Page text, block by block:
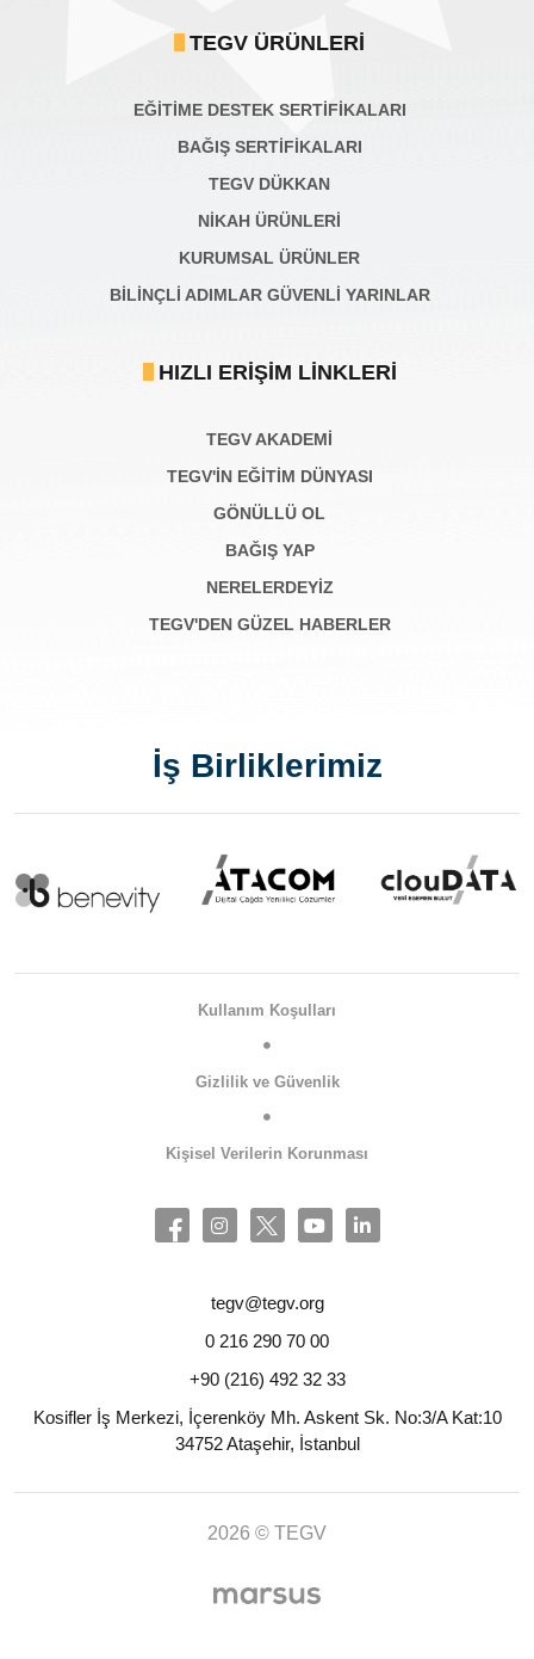
TEGV ÜRÜNLERI
EĞİTİME DESTEK SERTİFİKALARI
BAĞIŞ SERTIFIKALARI
TEGV DÜKKAN
NİKAH ÜRÜNLERİ
KURUMSAL ÜRÜNLER
BILINÇLI ADIMLAR GÜVENLI YARINLAR
HIZLI ERIŞIM LINKLERI
TEGV AKADEMI
TEGV'İN EĞİTİM DÜNYASI
GÖNÜLLÜ OL
BAĞIŞ YAP
NERELERDEYİZ
TEGV'DEN GÜZEL HABERLER
İş Birliklerimiz
Kullanım Koşulları
Gizlilik ve Güvenlik
Kişisel Verilerin Korunması
tegv@tegv.org
0 216 290 70 00
+90 (216) 492 32 33
Kosifler İş Merkezi, İçerenköy Mh. Askent Sk. No:3/A Kat:10
34752 Ataşehir, İstanbul
2026 © TEGV